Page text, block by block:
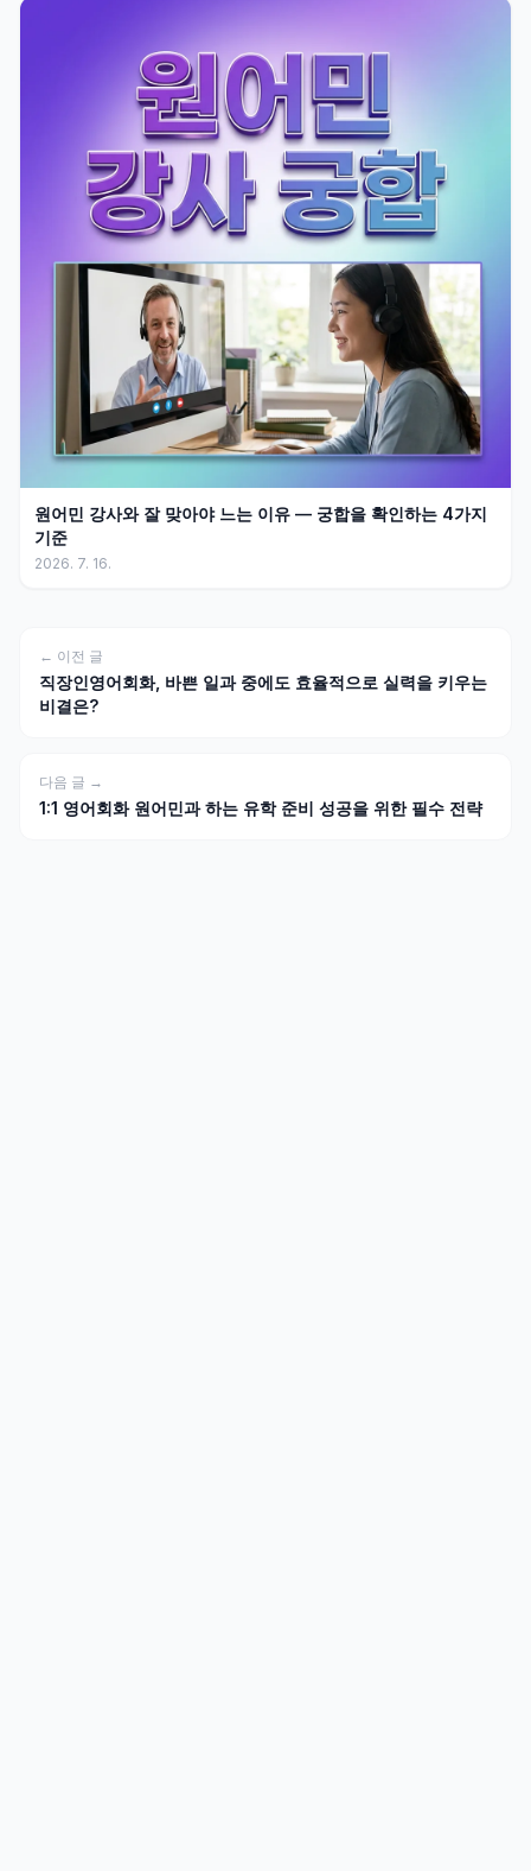
원어민 강사와 잘 맞아야 느는 이유 — 궁합을 확인하는 4가지
기준
2026. 7. 16.
← 이전 글
직장인영어회화, 바쁜 일과 중에도 효율적으로 실력을 키우는
비결은?
다음 글 →
1:1 영어회화 원어민과 하는 유학 준비 성공을 위한 필수 전략